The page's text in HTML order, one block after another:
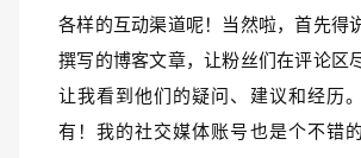
各样的互动渠道呢！当然啦，首先得
撰写的博客文章，让粉丝们在评论区
让我看到他们的疑问、建议和经历
有！我的社交媒体账号也是个不错